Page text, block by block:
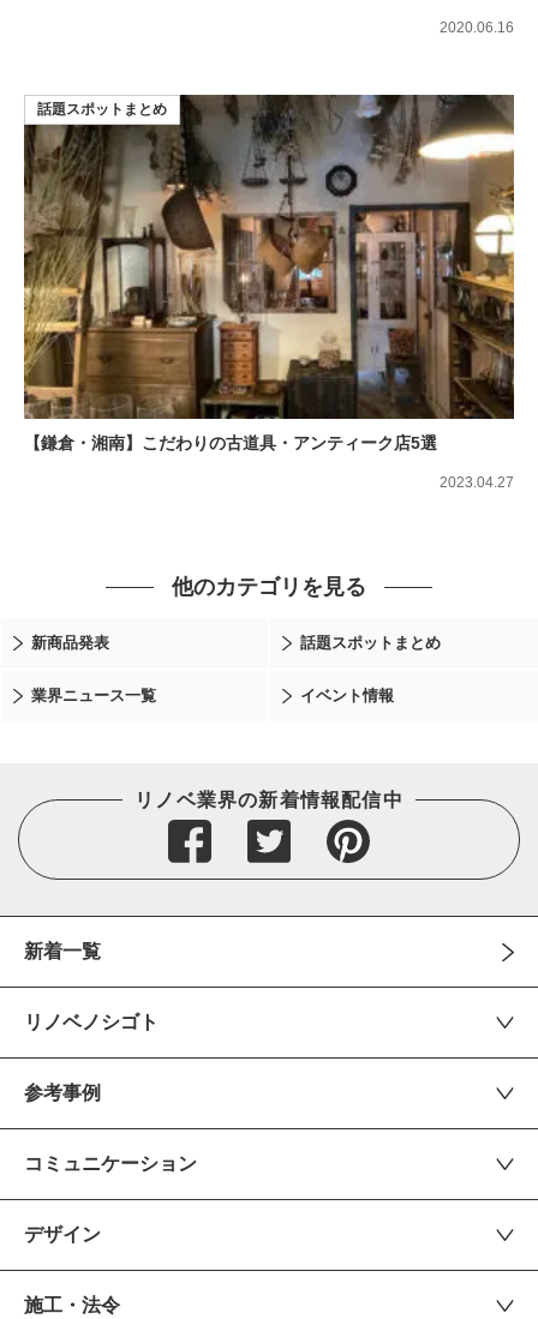
2020.06.16
【鎌倉・湘南】こだわりの古道具・アンティーク店5選
話題スポットまとめ
2023.04.27
他のカテゴリを見る
新商品発表 話題スポットまとめ
業界ニュース一覧 イベント情報
リノベ業界の新着情報配信中
新着一覧
リノベノシゴト
参考事例
コミュニケーション
デザイン
施工・法令